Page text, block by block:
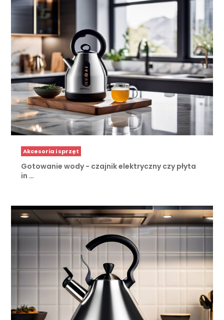
Akcesoria i sprzęt
Gotowanie wody - czajnik elektryczny czy płyta
in …